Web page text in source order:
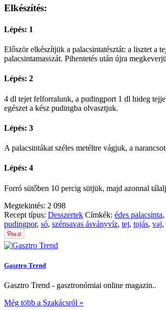
Elkészítés:
Lépés: 1
Először elkészítjük a palacsintatésztát: a lisztet a
palacsintamasszát. Pihentetés után újra
Lépés: 2
4 dl tejet felforralunk, a pudingport 1 dl hideg
egészet a kész pudingba olvasztjuk.
Lépés: 3
A palacsintákat széles metéltre vágjuk, a
Lépés: 4
Forró sütőben 10 percig sütjük, majd azonnal
Megtekintés: 2 098
Recept típus: Desszertek Címkék: édes palacsinta,
pudingpor, só, szénsavas ásványvíz, tej, tojás, vaj,
Gasztro Trend
Gasztro Trend - gasztronómiai online magazin..
Még több a Szakácsról »